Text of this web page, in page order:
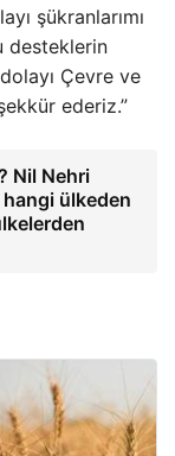
şükranlarımı
desteklerin
Çevre ve
ederiz.”
Nil Nehri
ülkeden